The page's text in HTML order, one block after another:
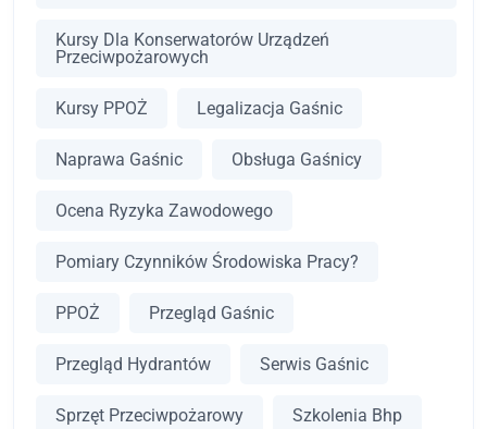
Kursy Dla Konserwatorów Urządzeń
Przeciwpożarowych
Kursy PPOŻ Legalizacja Gaśnic
Naprawa Gaśnic Obsługa Gaśnicy
Ocena Ryzyka Zawodowego
Pomiary Czynników Środowiska Pracy?
PPOŻ Przegląd Gaśnic
Przegląd Hydrantów Serwis Gaśnic
Sprzęt Przeciwpożarowy Szkolenia Bhp